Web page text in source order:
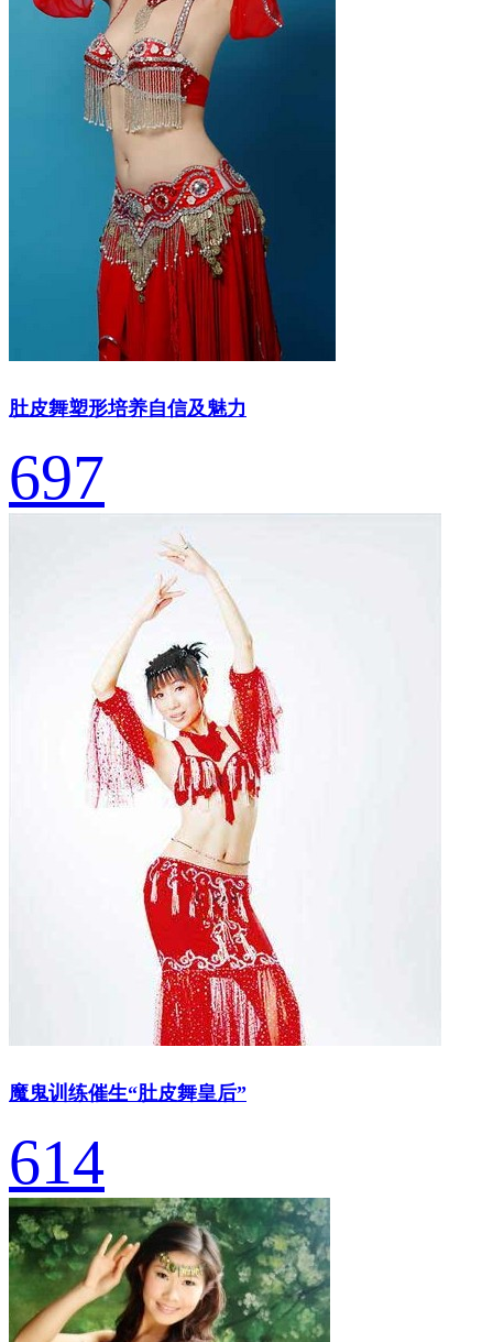
肚皮舞塑形培养自信及魅力
697
魔鬼训练催生“肚皮舞皇后”
614